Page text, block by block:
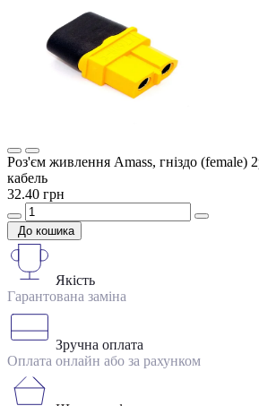
Роз'єм живлення Amass, гніздо (female)
кабель
32.40 грн
До кошика
Якість
Гарантована заміна
Зручна оплата
Оплата онлайн або за рахунком